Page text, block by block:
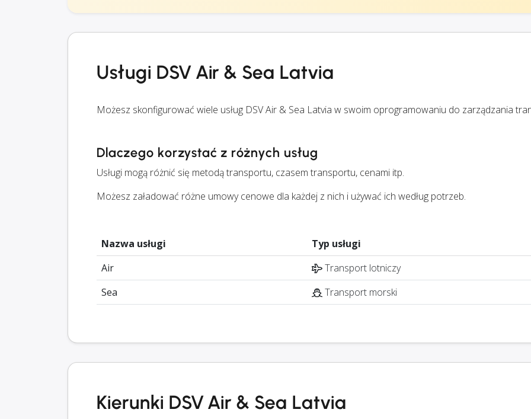
Usługi DSV Air & Sea Latvia
Możesz skonfigurować wiele usług DSV Air & Sea Latvia w swoim oprogramowaniu do zarządzania
Dlaczego korzystać z różnych usług
Usługi mogą różnić się metodą transportu, czasem transportu, cenami itp.
Możesz załadować różne umowy cenowe dla każdej z nich i używać ich według potrzeb.
Nazwa usługi
Typ usługi
Air
Transport lotniczy
Sea
Transport morski
Kierunki DSV Air & Sea Latvia